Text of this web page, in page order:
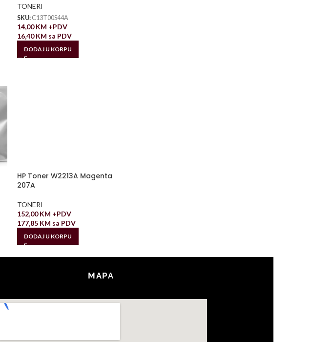
TONERI
SKU: C13T00S44A
14,00KM +PDV
16,40KM sa PDV
DODAJ U KORPU
HP Toner W2213A Magenta
207A
TONERI
152,00KM +PDV
177,85 KM sa PDV
DODAJ U KORPU
MAPA